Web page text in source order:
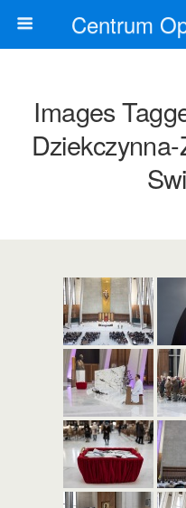
Centrum
Images